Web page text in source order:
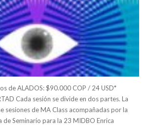
de ALADOS: $90.000 COP / 24 USD*
Cada sesión se divide en dos partes. La
sesiones de MA Class acompañadas por la
Seminario para la 23 MIDBO Enrica